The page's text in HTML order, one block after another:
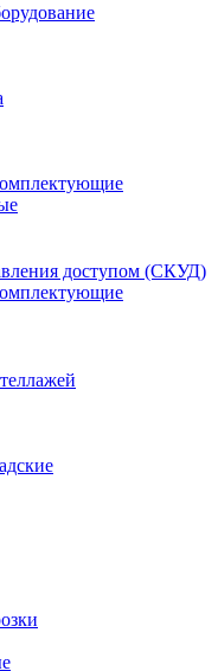
доступом (СКУД)